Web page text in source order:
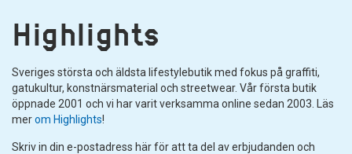
Highlights
Sveriges största och äldsta lifestylebutik med fokus på graffiti,
gatukultur, konstnärsmaterial och streetwear. Vår första butik
öppnade 2001 och vi har varit verksamma online sedan 2003. Läs
merom Highlights!
Skriv in din e-postadress här för att ta del av erbjudanden och